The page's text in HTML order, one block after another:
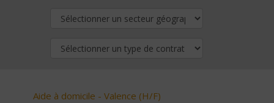
Aide à domicile - Valence (H/F)